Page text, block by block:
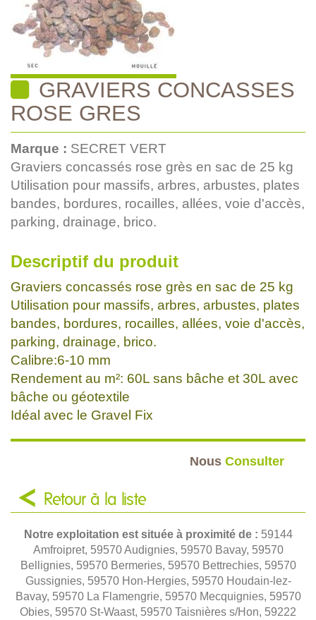
GRAVIERS CONCASSES
ROSE GRES
Marque : SECRET VERT
Graviers concassés rose grès en sac de 25 kg
Utilisation pour massifs, arbres, arbustes, plates
bandes, bordures, rocailles, allées, voie d'accès,
parking, drainage, brico.
Descriptif du produit
Graviers concassés rose grès en sac de 25 kg
Utilisation pour massifs, arbres, arbustes, plates
bandes, bordures, rocailles, allées, voie d'accès,
parking, drainage, brico.
Calibre:6-10 mm
Rendement au m²: 60L sans bâche et 30L avec
bâche ou géotextile
Idéal avec le Gravel Fix
Nous Consulter
Retour à la liste
Notre exploitation est située à proximité de : 59144
Amfroipret, 59570 Audignies, 59570 Bavay, 59570
Bellignies, 59570 Bermeries, 59570 Bettrechies, 59570
Gussignies, 59570 Hon-Hergies, 59570 Houdain-lez-
Bavay, 59570 La Flamengrie, 59570 Mecquignies, 59570
Obies, 59570 St-Waast, 59570 Taisnières s/Hon, 59222